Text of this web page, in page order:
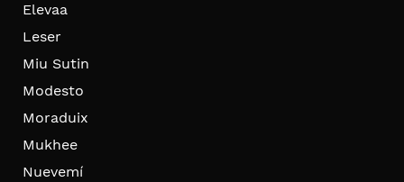
Elevaa
Leser
Miu Sutin
Modesto
Moraduix
Mukhee
Nuevemí